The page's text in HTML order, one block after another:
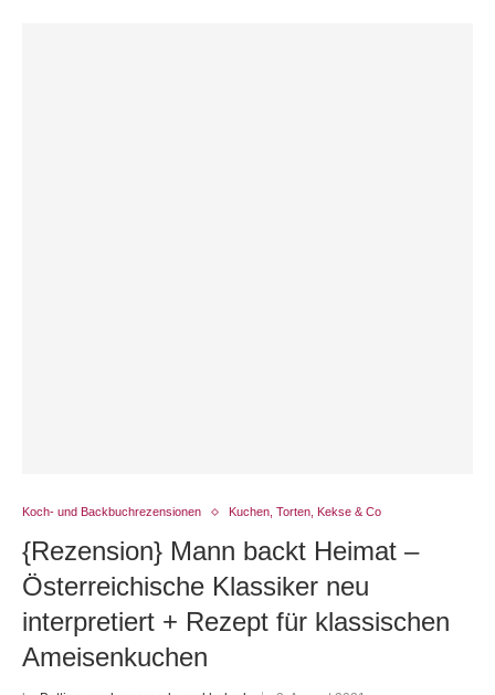
Koch- und Backbuchrezensionen Kuchen, Torten, Kekse & Co
{Rezension} Mann backt Heimat –
Österreichische Klassiker neu
interpretiert + Rezept für klassischen
Ameisenkuchen